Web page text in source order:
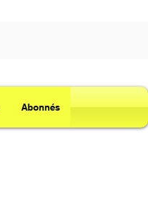
Abonnés